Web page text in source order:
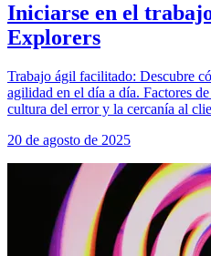
Iniciarse en el
Explorers
Trabajo ágil facilitado: Descubre
agilidad en el día a día. Factores
cultura del error y la cercanía al
20 de agosto de 2025